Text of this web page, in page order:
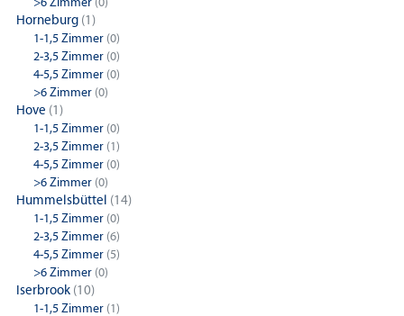
Horneburg (1)
1-1,5 Zimmer (0)
2-3,5 Zimmer (0)
4-5,5 Zimmer (0)
>6 Zimmer (0)
Hove (1)
1-1,5 Zimmer (0)
2-3,5 Zimmer (1)
4-5,5 Zimmer (0)
>6 Zimmer (0)
Hummelsbüttel (14)
1-1,5 Zimmer (0)
2-3,5 Zimmer (6)
4-5,5 Zimmer (5)
>6 Zimmer (0)
Iserbrook (10)
1-1,5 Zimmer (1)